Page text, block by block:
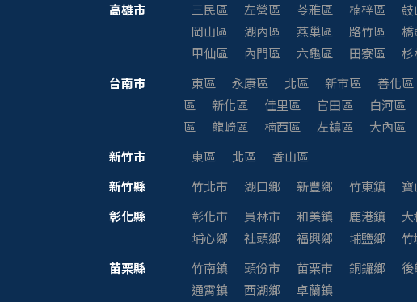
高雄市
三民區 左營區 苓雅區 楠梓區 鼓
岡山區
湖內區 燕巢區 路竹區 橋
甲仙區
內門區 六龜區 田寮區 杉
台南市
東區 永康區 北區 新市區 善化區
區
新化區 佳里區 官田區 白河區
區
龍崎區 楠西區 左鎮區 大內區
新竹市
東區 北區
香山區
新竹縣
竹北市 湖口鄉 新豐鄉 竹東鎮 寶
彰化縣
彰化市 員林市 和美鎮 鹿港鎮 大
埔心鄉
社頭鄉 福興鄉 埔鹽鄉 竹
苗栗縣
竹南鎮 頭份市 苗栗市 銅鑼鄉
通霄鎮
西湖鄉 卓蘭鎮